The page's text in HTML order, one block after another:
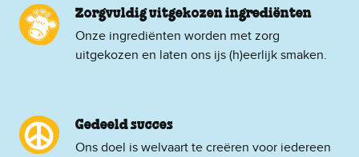
Zorgvuldig uitgekozen ingrediënten
Onze ingrediënten worden met zorg
uitgekozen en laten ons ijs (h)eerlijk smaken.
Gedeeld succes
Ons doel is welvaart te creëren voor iedereen